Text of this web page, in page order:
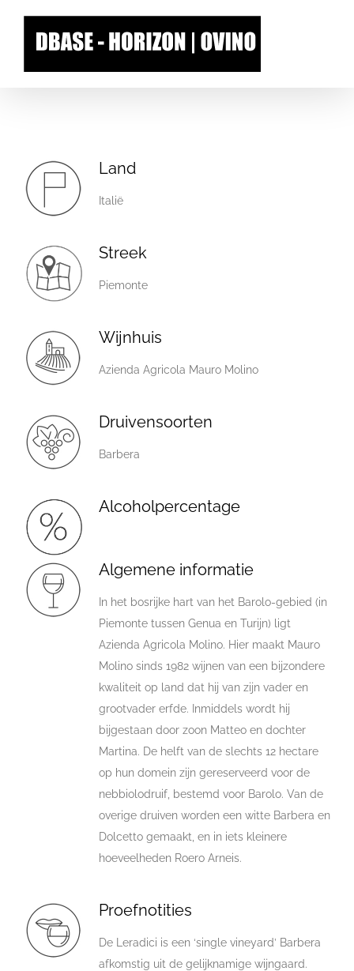
content
Land
Italië
Streek
Piemonte
Wijnhuis
Azienda Agricola Mauro Molino
Druivensoorten
Barbera
Alcoholpercentage
Algemene informatie
In het bosrijke hart van het Barolo-gebied (in
Piemonte tussen Genua en Turijn) ligt
Azienda Agricola Molino. Hier maakt Mauro
Molino sinds 1982 wijnen van een bijzondere
kwaliteit op land dat hij van zijn vader en
grootvader erfde. Inmiddels wordt hij
bijgestaan door zoon Matteo en dochter
Martina. De helft van de slechts 12 hectare
op hun domein zijn gereserveerd voor de
nebbiolodruif, bestemd voor Barolo. Van de
overige druiven worden een witte Barbera en
Dolcetto gemaakt, en in iets kleinere
hoeveelheden Roero Arneis.
Proefnotities
De Leradici is een ‘single vineyard’ Barbera
afkomstig uit de gelijknamige wijngaard.